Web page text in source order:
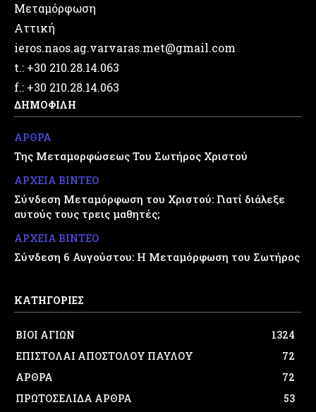
Μεταμόρφωση
Αττική
ieros.naos.ag.varvaras.met@gmail.com
t.: +30 210.28.14.063
f.: +30 210.28.14.063
ΔΗΜΟΦΙΛΗ
ΑΡΘΡΑ
Της Μεταμορφώσεως Του Σωτήρος Χριστού
ΑΡΧΕΙΑ ΒΙΝΤΕΟ
Σύνδεση Μεταμόρφωση του Χριστού: Γιατί διάλεξε
αυτούς τους τρεις μαθητές;
ΑΡΧΕΙΑ ΒΙΝΤΕΟ
Σύνδεση 6 Αυγούστου: Η Μεταμόρφωση του Σωτήρος
ΚΑΤΗΓΟΡΙΕΣ
ΒΙΟΙ ΑΓΙΩΝ
1324
ΕΠΙΣΤΟΛΑΙ ΑΠΟΣΤΟΛΟΥ ΠΑΥΛΟΥ
72
ΑΡΘΡΑ
72
ΠΡΩΤΟΣΕΛΙΔΑ ΑΡΘΡΑ
53